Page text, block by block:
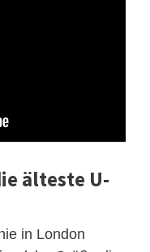
älteste U-
in London